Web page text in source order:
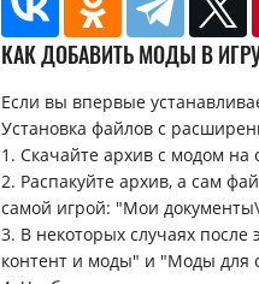
КАК ДОБАВИТЬ МОДЫ В
Если вы впервые
Установка файлов с
1. Скачайте архив с модом на
2. Распакуйте архив, а сам
самой игрой: "Мои
3. В некоторых случаях
контент и моды" и "Моды для